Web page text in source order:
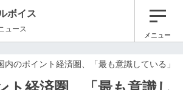
ボイス
ュース
メニュー
内のポイント経済圏、「最も意識している